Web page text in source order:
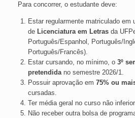
Para concorrer, o estudante deve:
Estar regularmente matriculado em
de Licenciatura em Letrasda
Português/Espanhol, Português/
Português/Francês).
Estar cursando, no mínimo, o 3º
pretendidano semestre 2026/1.
Possuir aprovação em 75% ou
cursadas.
Ter média geral no curso não
Não receber outra bolsa de